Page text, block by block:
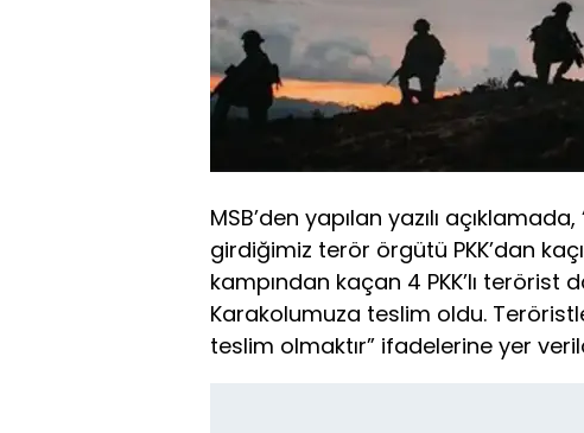
MSB’den yapılan yazılı
girdiğimiz terör örgütü PKK’dan
kampından kaçan 4 PKK’lı terörist
Karakolumuza teslim oldu.
teslim olmaktır” ifadelerine yer